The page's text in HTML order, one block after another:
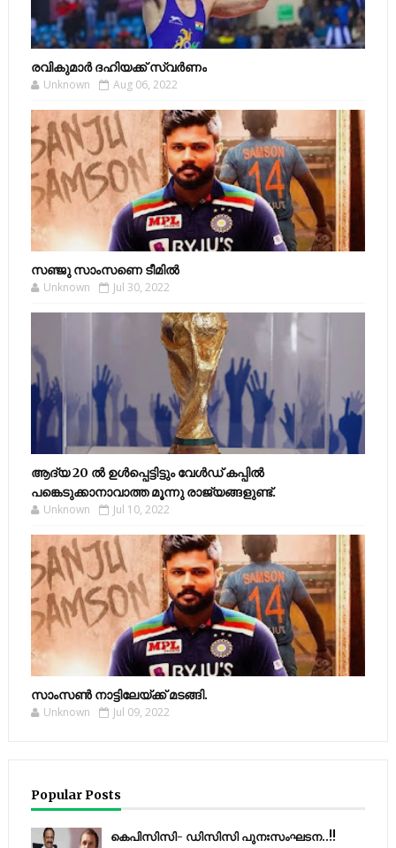
രവികുമാര്‍ ദഹിയക്ക് സ്വര്‍ണം
Unknown Aug 06, 2022
സഞ്ജു സാംസണെ ടീമില്‍
Unknown Jul 30, 2022
ആദ്യ 20 ല്‍ ഉള്‍പ്പെട്ടിട്ടും വേള്‍ഡ് കപ്പില്‍
പങ്കെടുക്കാനാവാത്ത മൂന്നു രാജ്യങ്ങളുണ്ട്.
Unknown Jul 10, 2022
സാംസണ്‍ നാട്ടിലേയ്‌ക്ക് മടങ്ങി.
Unknown Jul 09, 2022
Popular Posts
കെപിസിസി- ഡിസിസി പുനഃസംഘടന..!!